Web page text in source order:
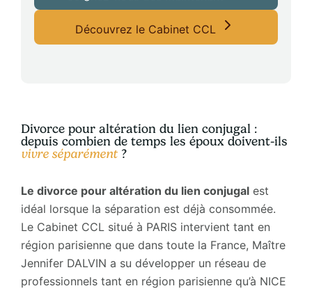
Découvrez le Cabinet CCL
Divorce pour altération du lien conjugal :
depuis combien de temps les époux doivent-ils
vivre séparément?
Le divorce pour altération du lien conjugalest
idéal lorsque la séparation est déjà consommée.
Le Cabinet CCL situé à PARIS intervient tant en
région parisienne que dans toute la France, Maître
Jennifer DALVIN a su développer un réseau de
professionnels tant en région parisienne qu’à NICE